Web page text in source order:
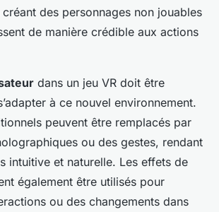
des personnages non jouables
de manière crédible aux actions
dans un jeu VR doit être
à ce nouvel environnement.
peuvent être remplacés par
ou des gestes, rendant
intuitive et naturelle. Les effets de
également être utilisés pour
ou des changements dans